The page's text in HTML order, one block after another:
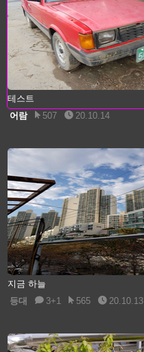
테스트
어람
507 20.10.14
지금 하늘
등대
3+1 565 20.10.13